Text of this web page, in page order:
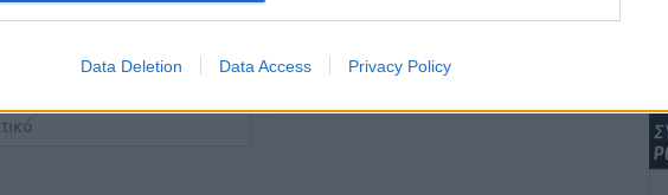
Data Deletion Data Access Privacy Policy
του σχολίου.